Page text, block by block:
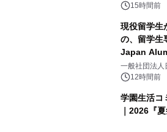
得な素泊ま
15時間前
現役留学生
の、留学生
Japan
をリリース
一般社団法人
12時間前
学園生活コ
｜2026『